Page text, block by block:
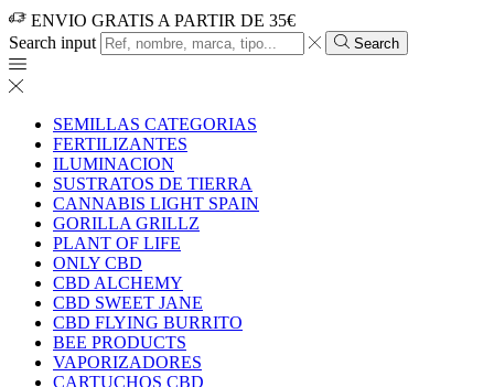
ENVIO GRATIS A PARTIR DE 35€
Search input
Search
SEMILLAS CATEGORIAS
FERTILIZANTES
ILUMINACION
SUSTRATOS DE TIERRA
CANNABIS LIGHT SPAIN
GORILLA GRILLZ
PLANT OF LIFE
ONLY CBD
CBD ALCHEMY
CBD SWEET JANE
CBD FLYING BURRITO
BEE PRODUCTS
VAPORIZADORES
CARTUCHOS CBD